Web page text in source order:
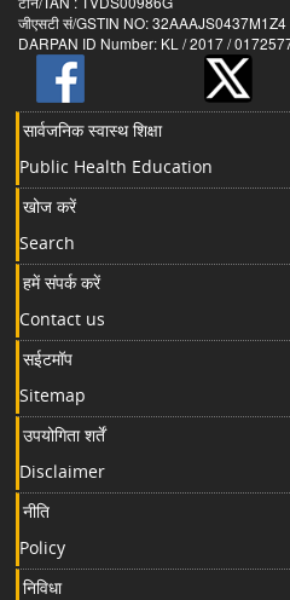
जीएसटी सं/GSTIN NO:
DARPAN ID Number: KL / 2017 /
सार्वजनिक स्वास्थ शिक्षा
Public Health Education
खोज करें
Search
हमें संपर्क करें
Contact us
सईटमॉप
Sitemap
उपयोगिता शर्तें
Disclaimer
नीति
Policy
निविधा